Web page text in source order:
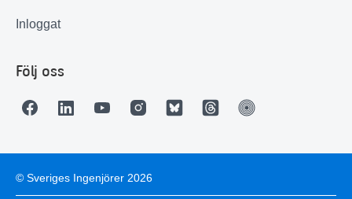
Inloggat
Följ oss
© Sveriges Ingenjörer 2026